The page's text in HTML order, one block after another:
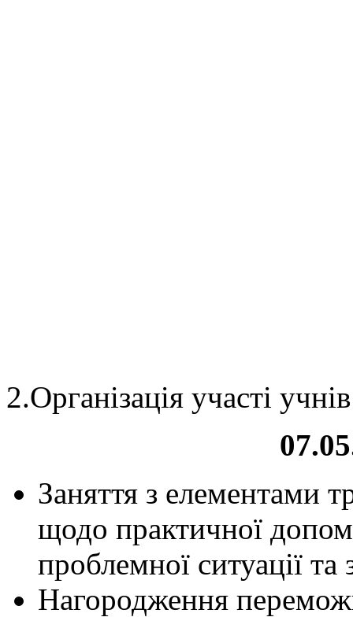
2.Організація участі
Заняття з елементами
щодо практичної
проблемної ситуації та
Нагородження